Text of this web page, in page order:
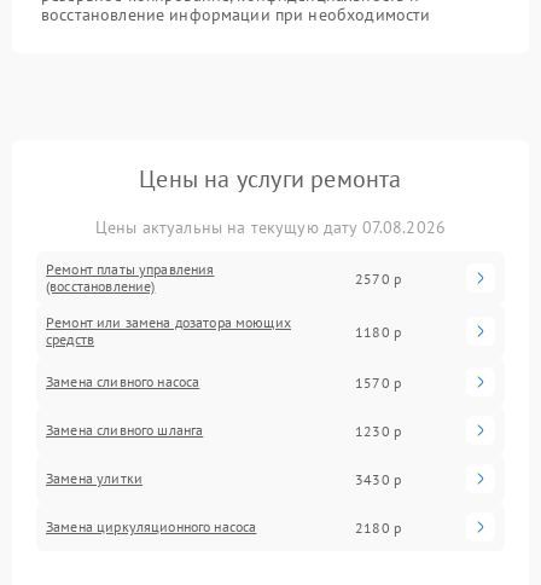
восстановление информации при необходимости
Цены на услуги ремонта
Цены актуальны на текущую дату 07.08.2026
Ремонт платы управления
(восстановление)
2570 р
Ремонт или замена дозатора моющих
средств
1180 р
Замена сливного насоса 1570 р
Замена сливного шланга 1230 р
Замена улитки 3430 р
Замена циркуляционного насоса 2180 р